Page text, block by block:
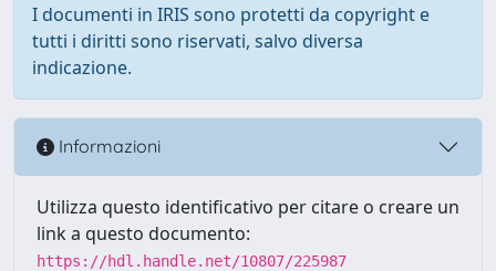
I documenti in IRIS sono protetti da copyright e
tutti i diritti sono riservati, salvo diversa
indicazione.
Informazioni
Utilizza questo identificativo per citare o creare un
link a questo documento:
https://hdl.handle.net/10807/225987